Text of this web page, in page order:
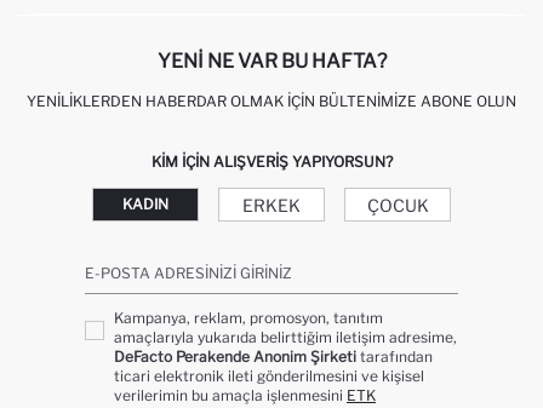
YENI NE VAR BU HAFTA?
YENILIKLERDEN HABERDAR OLMAK İÇIN BÜLTENIMIZE ABONE OLUN
KIM IÇIN ALIŞVERIŞ YAPIYORSUN?
KADIN ERKEK ÇOCUK
E-POSTA ADRESINIZI GIRINIZ
Kampanya, reklam, promosyon, tanıtım
amaçlarıyla yukarıda belirttiğim iletişim adresime,
DeFacto Perakende Anonim Şirketi tarafından
ticari elektronik ileti gönderilmesini ve kişisel
verilerimin bu amaçla işlenmesini ETK